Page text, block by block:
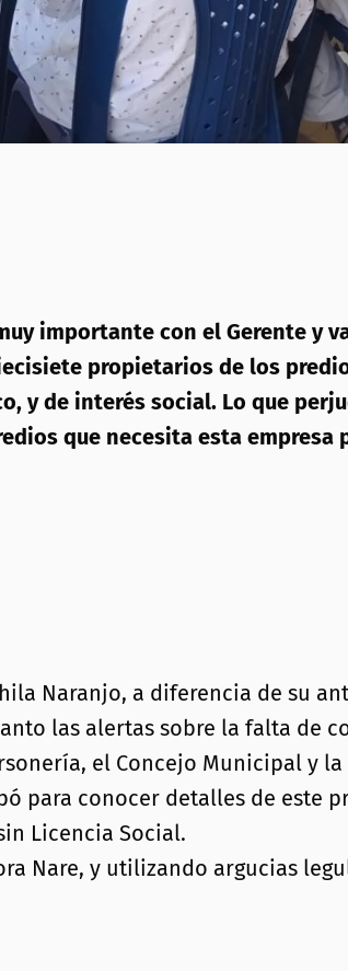
importante con el Gerente y
propietarios de los
y de interés social. Lo que
que necesita esta empresa
Naranjo, a diferencia de su
las alertas sobre la falta de
el Concejo Municipal y
para conocer detalles de este
Licencia Social.
Nare, y utilizando argucias